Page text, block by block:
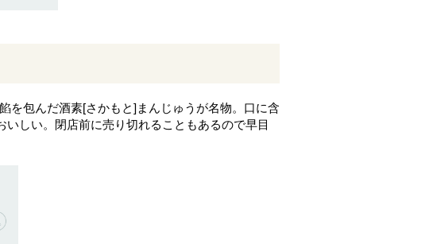
を包んだ酒素[さかもと]まんじゅうが名物。口に含
しい。閉店前に売り切れることもあるので早目